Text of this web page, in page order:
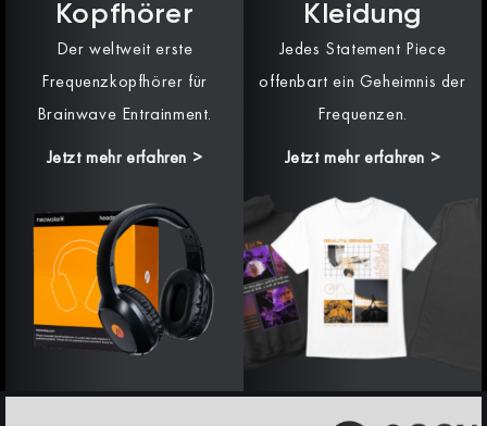
Kopfhörer
Der weltweit erste
Frequenzkopfhörer für
Brainwave Entrainment.
Jetzt mehr erfahren >
Kleidung
Jedes Statement Piece
offenbart ein Geheimnis der
Frequenzen.
Jetzt mehr erfahren >